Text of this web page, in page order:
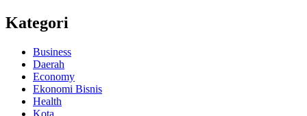
Kategori
Business
Daerah
Economy
Ekonomi Bisnis
Health
Kota